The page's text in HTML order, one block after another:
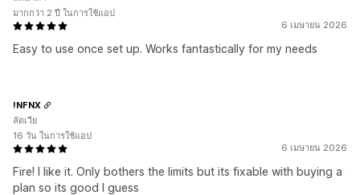
6 เมษายน 2026
Easy to use once set up. Works fantastically for my needs
มากกว่า 2 ปี ในการใช้แอป
6 เมษายน 2026
Fire! I like it. Only bothers the limits but its fixable with buying a
plan so its good I guess
!NFNX
ลัตเวีย
16 วัน ในการใช้แอป